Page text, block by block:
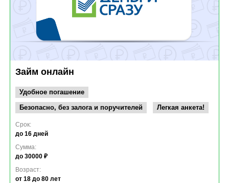
Займ онлайн
Удобное погашение
Безопасно, без залога и поручителей
Легкая анкета!
Срок:
до 16 дней
Сумма:
до 30000 ₽
Возраст:
от 18 до 80 лет